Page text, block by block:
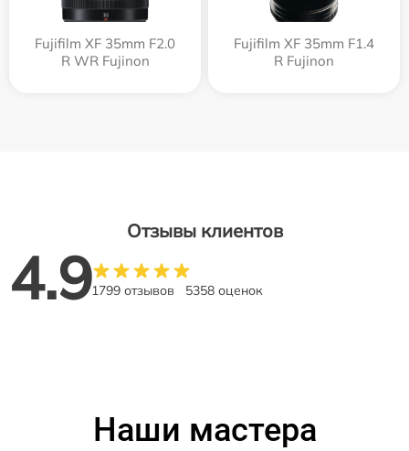
Fujifilm XF 35mm F2.0
R WR Fujinon
Fujifilm XF 35mm F1.4
R Fujinon
Отзывы клиентов
4.91799 отзывов 5358 оценок
Наши мастера